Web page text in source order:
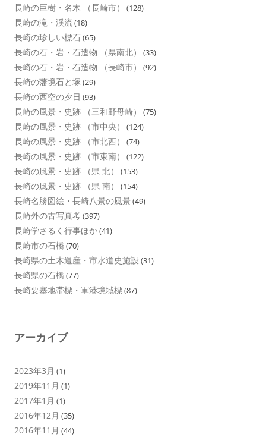
長崎の巨樹・名木 （長崎市） (128)
長崎の滝・渓流(18)
長崎の珍しい標石(65)
長崎の石・岩・石造物 （県南北） (33)
長崎の石・岩・石造物 （長崎市） (92)
長崎の藩境石と塚 (29)
長崎の西空の夕日 (93)
長崎の風景・史跡 （三和野母崎） (75)
長崎の風景・史跡 （市中央） (124)
長崎の風景・史跡 （市北西） (74)
長崎の風景・史跡 （市東南） (122)
長崎の風景・史跡 （県 北） (153)
長崎の風景・史跡 （県 南） (154)
長崎名勝図絵・長崎八景の風景 (49)
長崎外の古写真考(397)
長崎学さるく行事ほか(41)
長崎市の石橋 (70)
長崎県の土木遺産・市水道史施設 (31)
長崎県の石橋 (77)
長崎要塞地帯標・軍港境域標(87)
アーカイブ
2023年3月 (1)
2019年11月 (1)
2017年1月 (1)
2016年12月 (35)
2016年11月 (44)